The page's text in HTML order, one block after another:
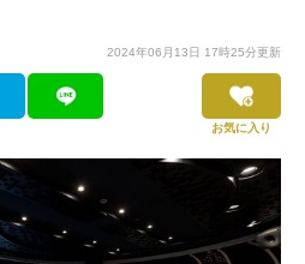
2024年06月13日 17時25分更新
お気に入り